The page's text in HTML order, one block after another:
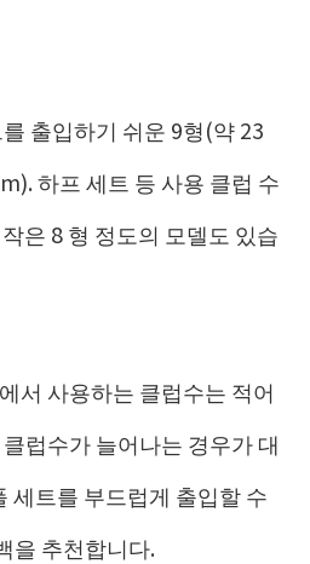
출입하기 쉬운 9형(약 23
하프 세트 등 사용 클럽 수
은 8 형 정도의 모델도 있습
서 사용하는 클럽수는 적어
럽수가 늘어나는 경우가 대
세트를 부드럽게 출입할 수
을 추천합니다.